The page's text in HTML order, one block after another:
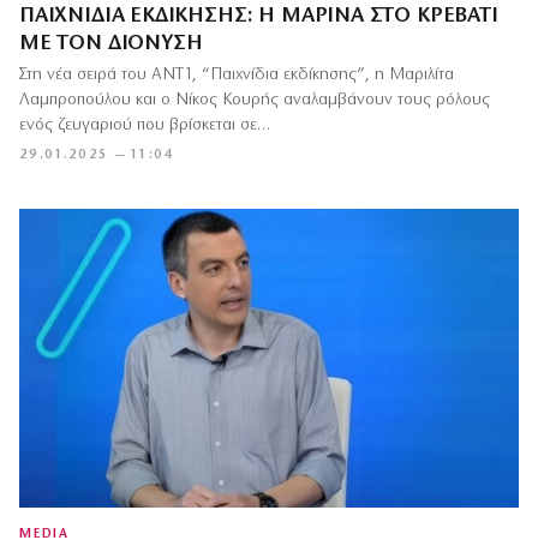
ΠΑΙΧΝΊΔΙΑ ΕΚΔΊΚΗΣΗΣ: Η ΜΑΡΊΝΑ ΣΤΟ ΚΡΕΒΆΤΙ
ΜΕ ΤΟΝ ΔΙΟΝΎΣΗ
29.01.2025 — 11:04
Στη νέα σειρά του ΑΝΤ1, “Παιχνίδια εκδίκησης”, η Μαριλίτα
Λαμπροπούλου και ο Νίκος Κουρής αναλαμβάνουν τους ρόλους
ενός ζευγαριού που βρίσκεται σε…
MEDIA